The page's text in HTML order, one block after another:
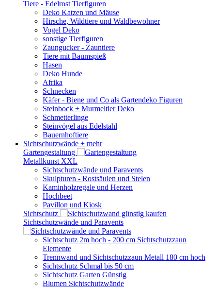
Tiere - Edelrost Tierfiguren
Deko Katzen und Mäuse
Hirsche, Wildtiere und Waldbewohner
Vogel Deko
sonstige Tierfiguren
Zaungucker - Zauntiere
Tiere mit Baumspieß
Hasen
Deko Hunde
Afrika
Schnecken
Käfer - Biene und Co als Gartendeko Figuren
Steinbock + Murmeltier Deko
Schmetterlinge
Steinvögel aus Edelstahl
Bauernhoftiere
Sichtschutzwände + mehr
Gartengestaltung
Metallkunst XXL
Sichtschutzwände und Paravents
Skulpturen - Rostsäulen und Stelen
Kaminholzregale und Herzen
Hochbeet
Pavillon und Kiosk
Sichtschutz
Sichtschutzwände und Paravents
Sichtschutz 2m hoch - 200 cm Sichtschutzzaun
Elemente
Trennwand und Sichtschutzzaun Metall 180 cm hoch
Sichtschutz Schmal bis 50 cm
Sichtschutz Garten Günstig
Blumen Sichtschutzwände